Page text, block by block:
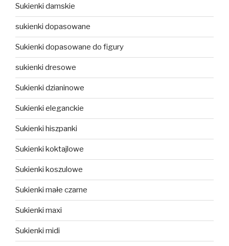
Sukienki damskie
sukienki dopasowane
Sukienki dopasowane do figury
sukienki dresowe
Sukienki dzianinowe
Sukienki eleganckie
Sukienki hiszpanki
Sukienki koktajlowe
Sukienki koszulowe
Sukienki małe czarne
Sukienki maxi
Sukienki midi